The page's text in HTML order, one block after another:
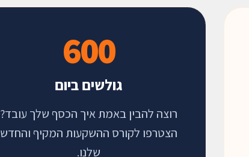
600
גולשים ביום
רוצה להבין באמת איך הכסף שלך עובד?
הצטרפו לקורס ההשקעות המקיף והחדש
שלנו.